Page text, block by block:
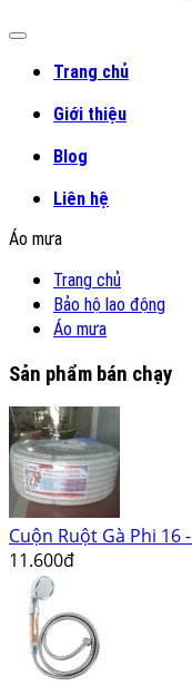
Trang chủ
Giới thiệu
Blog
Liên hệ
Áo mưa
Trang chủ
Bảo hộ lao động
Áo mưa
Sản phẩm bán chạy
Cuộn Ruột Gà Phi 16
11.600đ